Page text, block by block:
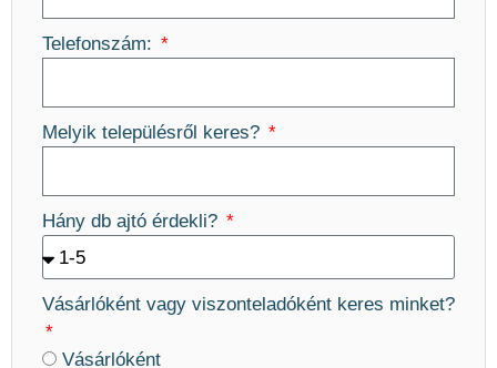
Telefonszám:
Melyik településről keres?
Hány db ajtó érdekli?
Vásárlóként vagy viszonteladóként keres minket?
Vásárlóként